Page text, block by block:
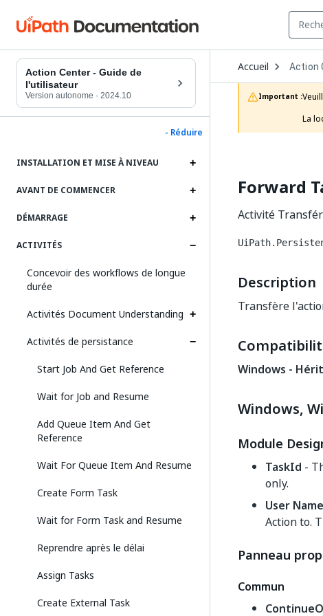
Action Center - Guide de
l'utilisateur
Version autonome · 2024.10
- Réduire
INSTALLATION ET MISE À NIVEAU
AVANT DE COMMENCER
DÉMARRAGE
ACTIVITÉS
Concevoir des workflows de longue
durée
Activités Document Understanding
Activités de persistance
Start Job And Get Reference
Wait for Job and Resume
Add Queue Item And Get
Reference
Wait For Queue Item And Resume
Create Form Task
Wait for Form Task and Resume
Reprendre après le délai
Assign Tasks
Create External Task
Accueil Open
to
choose
product
Action
Important :
La
Forward
Activité
Description
Transfère
Windows -
Windows,
Module
TaskId -
only.
User
Action to.
Panneau
Commun